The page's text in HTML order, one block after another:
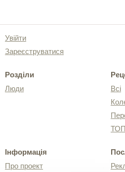
Увійти
Зареєструватися
Розділи
Люди
Всі
ТОП
Інформація
Про проект